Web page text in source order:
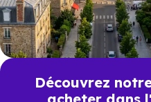
Découvrez